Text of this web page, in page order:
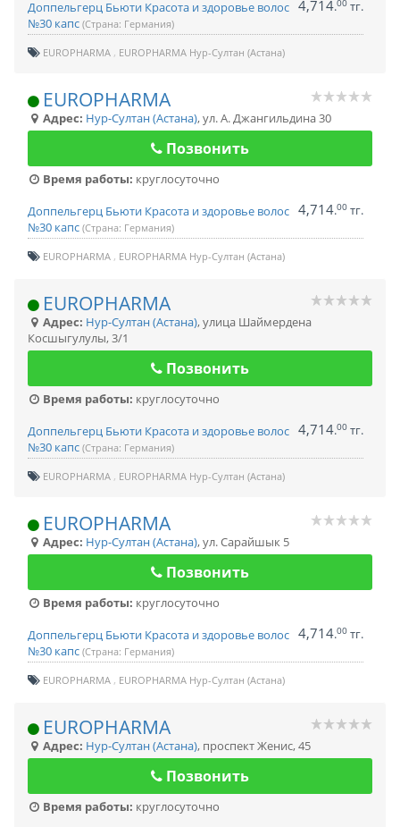
Доппельгерц Бьюти Красота и здоровье волос
№30 капс (Страна: Германия)
4,714.00 тг.
EUROPHARMA EUROPHARMA Нур-Султан (Астана)
EUROPHARMA
Адрес: Нур-Султан (Астана),ул. А. Джангильдина 30
Позвонить
Время работы: круглосуточно
Доппельгерц Бьюти Красота и здоровье волос
№30 капс (Страна: Германия)
4,714.00 тг.
EUROPHARMA EUROPHARMA Нур-Султан (Астана)
EUROPHARMA
Адрес: Нур-Султан (Астана),улица Шаймердена
Косшыгулулы, 3/1
Позвонить
Время работы: круглосуточно
Доппельгерц Бьюти Красота и здоровье волос
№30 капс (Страна: Германия)
4,714.00 тг.
EUROPHARMA EUROPHARMA Нур-Султан (Астана)
EUROPHARMA
Адрес: Нур-Султан (Астана),ул. Сарайшык 5
Позвонить
Время работы: круглосуточно
Доппельгерц Бьюти Красота и здоровье волос
№30 капс (Страна: Германия)
4,714.00 тг.
EUROPHARMA EUROPHARMA Нур-Султан (Астана)
EUROPHARMA
Адрес: Нур-Султан (Астана), проспект Женис, 45
Позвонить
Время работы: круглосуточно